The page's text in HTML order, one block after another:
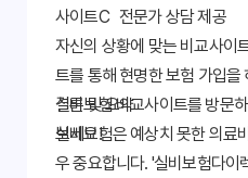
사이트C 전문가 상담 제공
자신의 상황에 맞는 비교사이
트를 통해 현명한 보험 가입을 하시
실비보험 비교사이트를 방문
보세요!
결론 및 요약
실비보험은 예상치 못한 의료
우 중요합니다. '실비보험다이렉트'를 활용하면 보다 저렴하